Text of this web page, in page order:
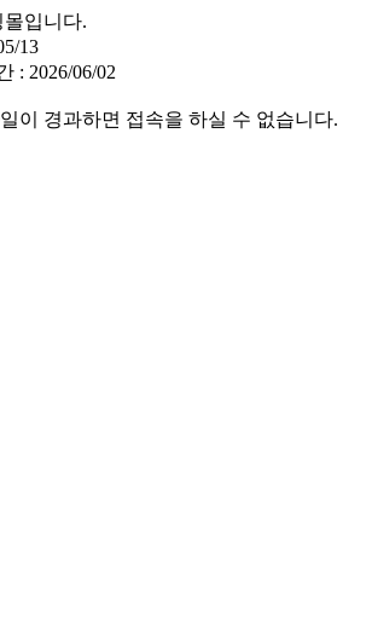
입니다.
13
: 2026/06/02
이 경과하면 접속을 하실 수 없습니다.